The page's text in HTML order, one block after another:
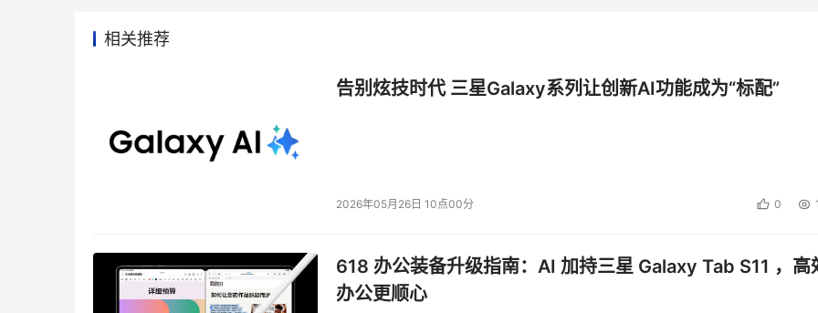
相关推荐
告别炫技时代 三星Galaxy系列让创新AI功能成为“标配”
2026年05月26日 10点00分 0
618 办公装备升级指南：AI 加持三星 Galaxy Tab S11 ，高
办公更顺心